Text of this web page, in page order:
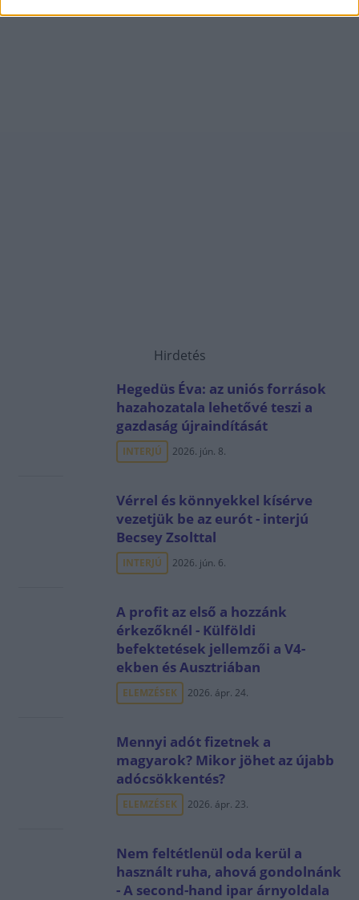
Hirdetés
Hegedüs Éva: az uniós források
hazahozatala lehetővé teszi a
gazdaság újraindítását
INTERJÚ 2026. jún. 8.
Vérrel és könnyekkel kísérve
vezetjük be az eurót - interjú
Becsey Zsolttal
INTERJÚ 2026. jún. 6.
A profit az első a hozzánk
érkezőknél - Külföldi
befektetések jellemzői a V4-
ekben és Ausztriában
ELEMZÉSEK 2026. ápr. 24.
Mennyi adót fizetnek a
magyarok? Mikor jöhet az újabb
adócsökkentés?
ELEMZÉSEK 2026. ápr. 23.
Nem feltétlenül oda kerül a
használt ruha, ahová gondolnánk
- A second-hand ipar árnyoldala